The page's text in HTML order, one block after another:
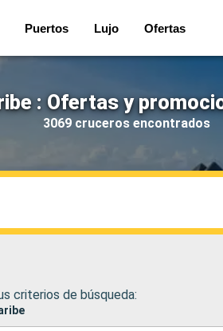
Puertos Lujo Ofertas
: Ofertas y
3069 cruceros encontrados
criterios de búsqueda: